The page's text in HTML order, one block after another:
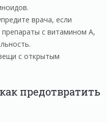
врача, если
с витамином А,
с открытым
предотвратить